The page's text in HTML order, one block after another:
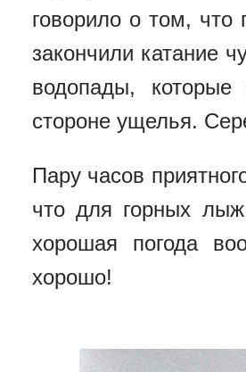
говорило о том, что
закончили катание
водопады,
стороне ущелья.
Пару часов
что для горных
хорошая погода
хорошо!